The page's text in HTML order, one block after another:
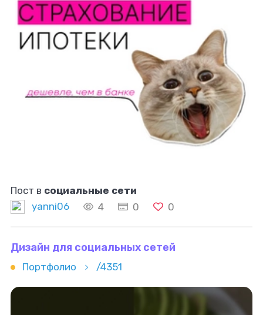
Пост в социальные сети
yanni06
4 0 0
Дизайн для социальных сетей
Портфолио /4351